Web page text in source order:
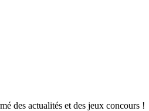
des actualités et des jeux concours !